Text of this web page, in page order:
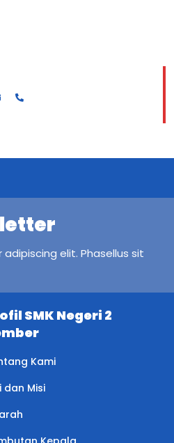
elit. Phasellus sit
SMK Negeri 2
Kami
dan Misi